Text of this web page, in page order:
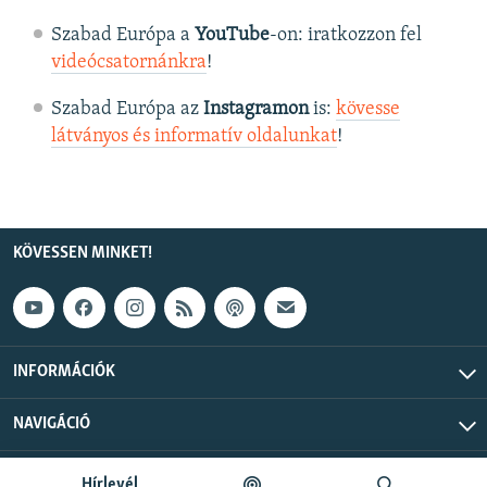
Szabad Európa a YouTube-on: iratkozzon fel
videócsatornánkra!
Szabad Európa az Instagramonis: kövesse
látványos és informatív oldalunkat! ​
KÖVESSEN MINKET!
INFORMÁCIÓK
NAVIGÁCIÓ
Szabad Európa © 2026 RFE/RL, Inc. Minden jog fenntartva.